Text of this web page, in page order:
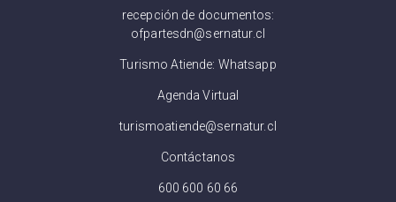
recepción de documentos:
ofpartesdn@sernatur.cl
Turismo Atiende: Whatsapp
Agenda Virtual
turismoatiende@sernatur.cl
Contáctanos
600 600 60 66